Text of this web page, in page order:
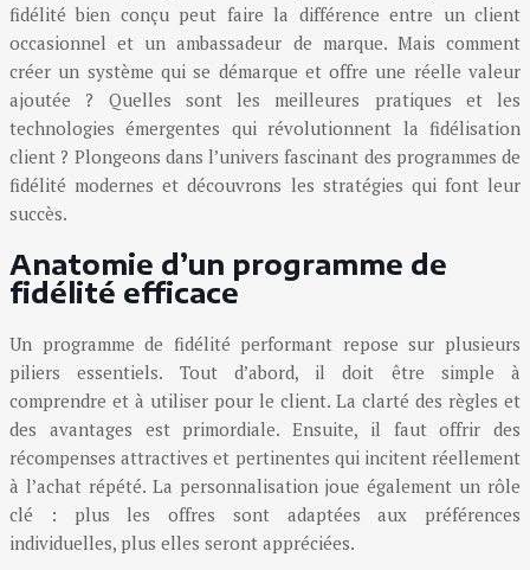
fidélité bien conçu peut faire la différence entre un client
occasionnel et un ambassadeur de marque. Mais comment
créer un système qui se démarque et offre une réelle valeur
ajoutée ? Quelles sont les meilleures pratiques et les
technologies émergentes qui révolutionnent la fidélisation
client ? Plongeons dans l’univers fascinant des programmes de
fidélité modernes et découvrons les stratégies qui font leur
succès.
Anatomie d’un programme de
fidélité efficace
Un programme de fidélité performant repose sur plusieurs
piliers essentiels. Tout d’abord, il doit être simple à
comprendre et à utiliser pour le client. La clarté des règles et
des avantages est primordiale. Ensuite, il faut offrir des
récompenses attractives et pertinentes qui incitent réellement
à l’achat répété. La personnalisation joue également un rôle
clé : plus les offres sont adaptées aux préférences
individuelles, plus elles seront appréciées.